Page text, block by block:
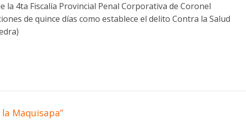
la 4ta Fiscalía Provincial Penal Corporativa de Coronel
de quince días como establece el delito Contra la Salud
Maquisapa”